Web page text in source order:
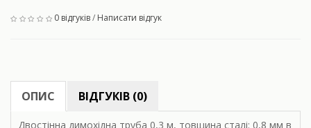
0 відгуків/ Написати відгук
ОПИС ВІДГУКІВ (0)
Двостінна димохідна труба 0,3 м, товщина сталі: 0,8 мм в